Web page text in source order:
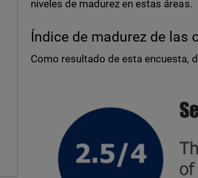
niveles de madurez en estas áreas.
Índice de madurez de las
Como resultado de esta encuesta,